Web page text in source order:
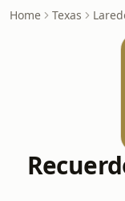
Home Texas